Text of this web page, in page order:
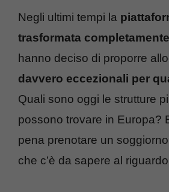
Negli ultimi tempi la
trasformata completamente
hanno deciso di proporre
davvero eccezionali per
Quali sono oggi le strutture
possono trovare in Europa?
pena prenotare un
che c’è da sapere al